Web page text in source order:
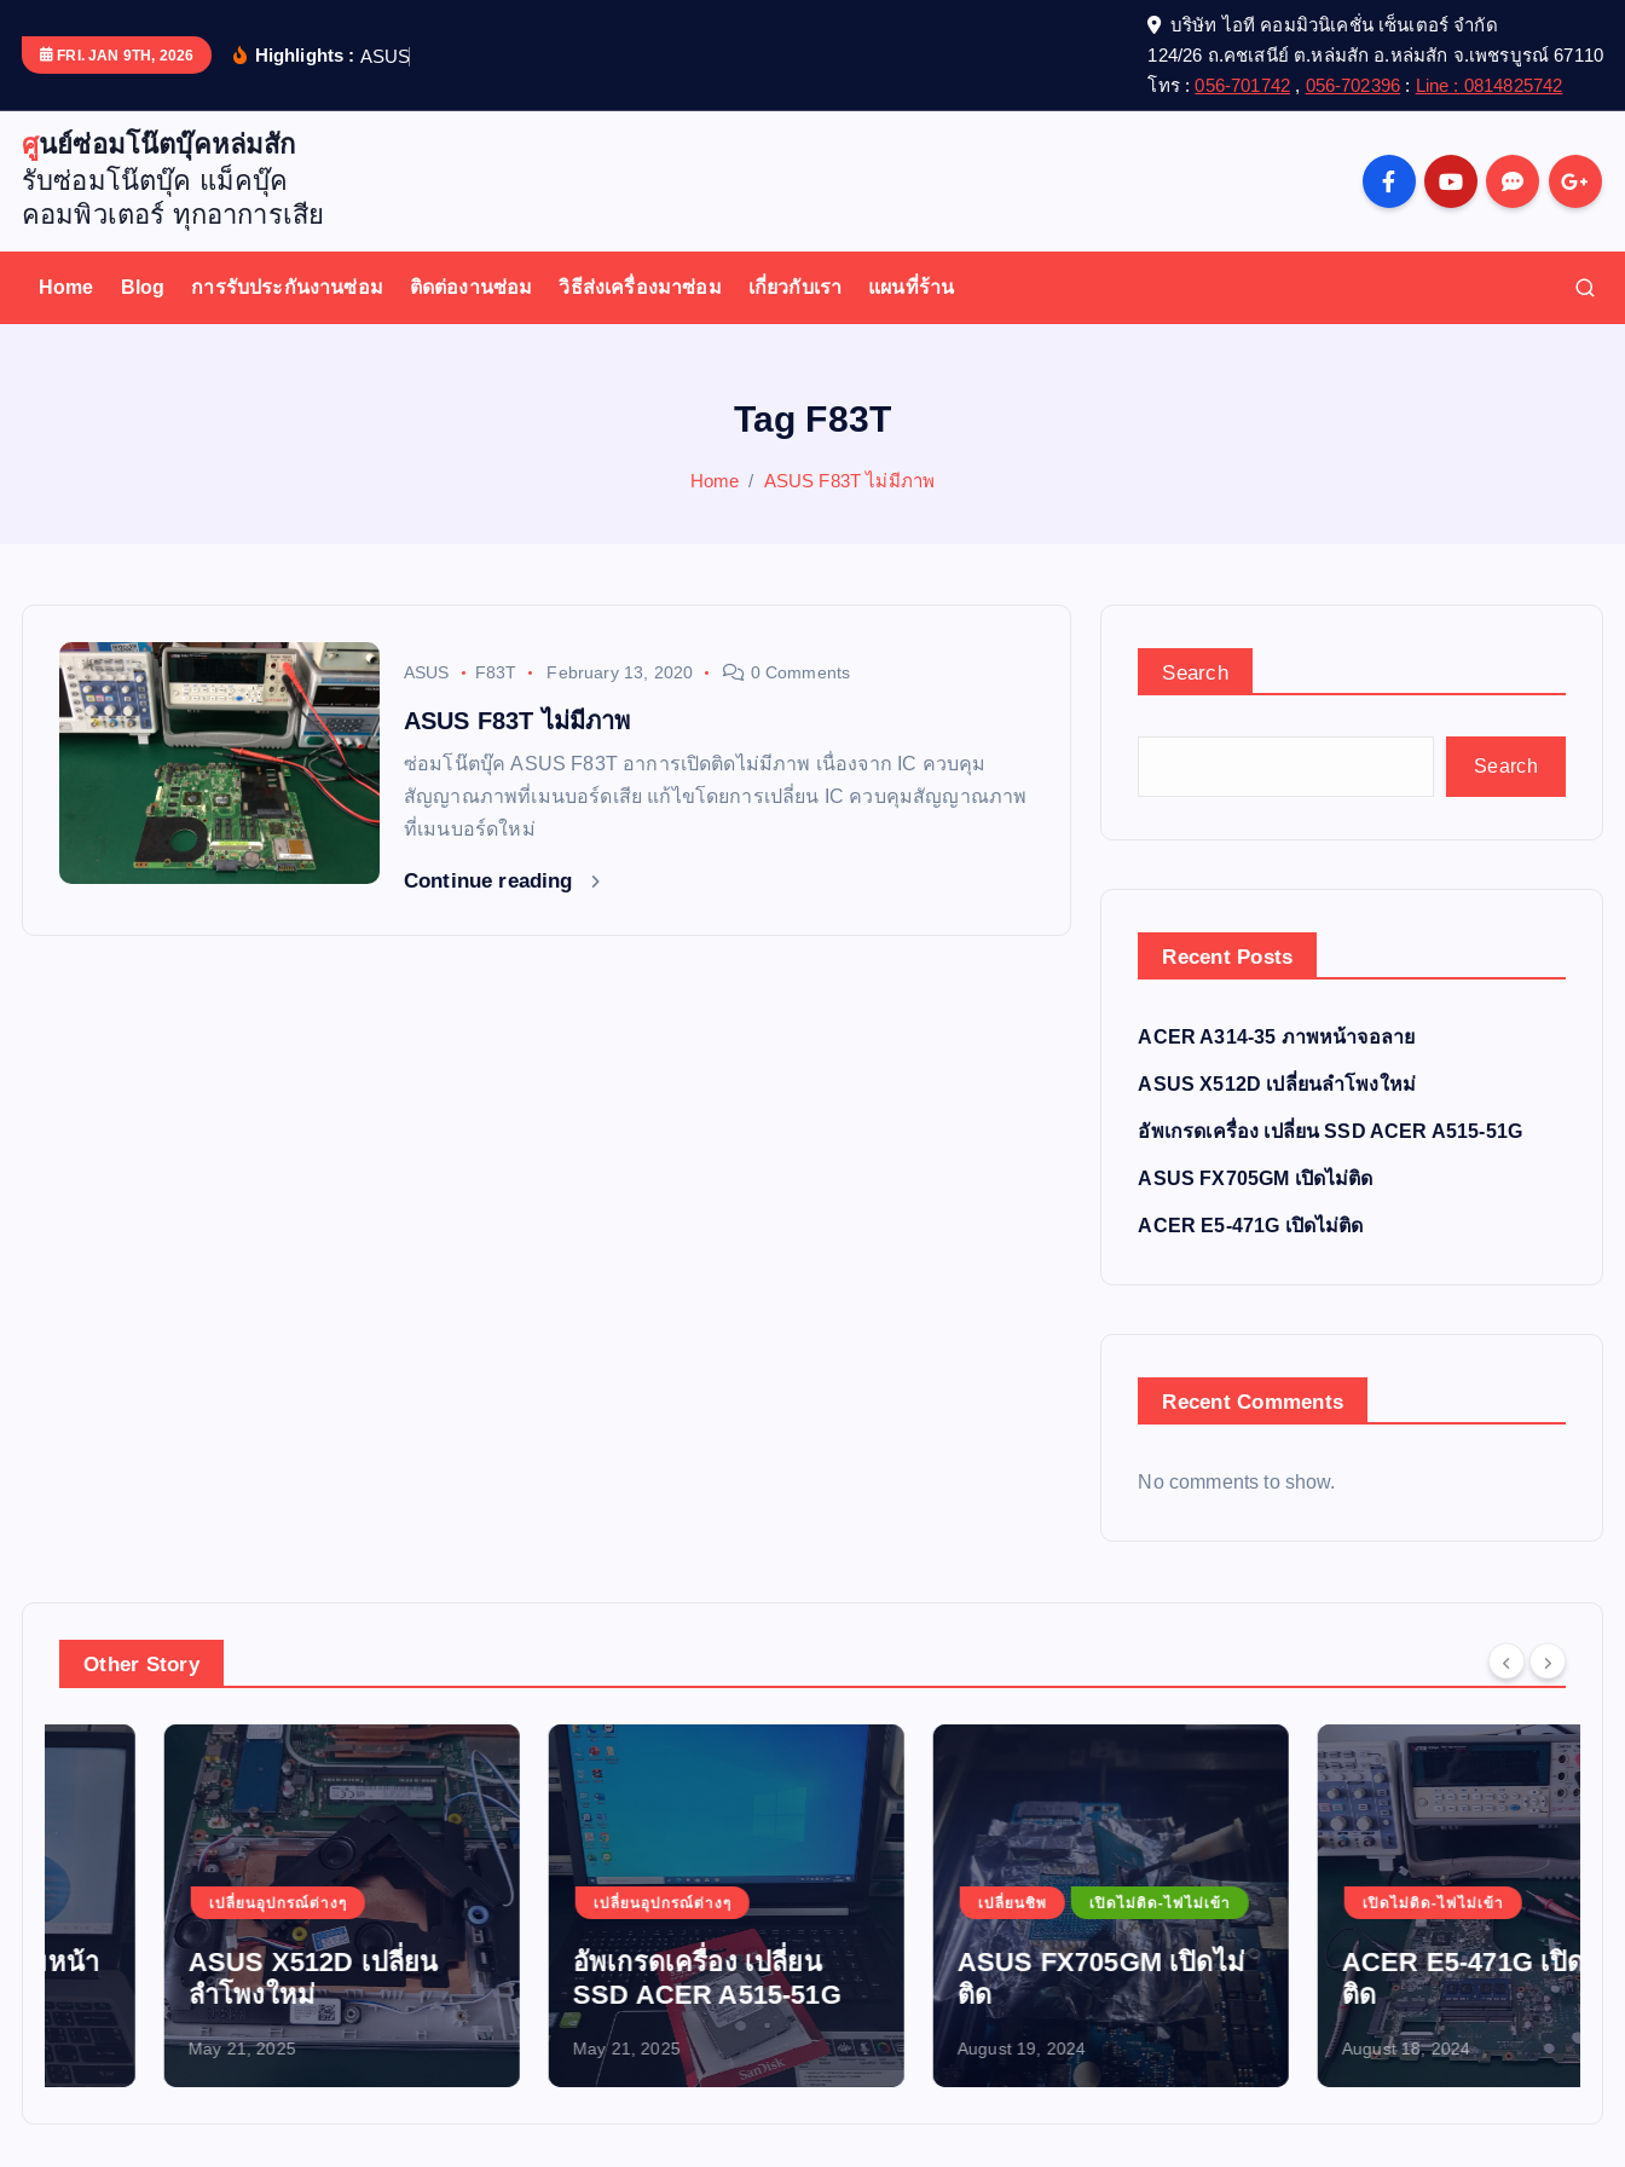
p
FRI. JAN 9TH, 2026 Highlights : ASUS
บริษัท ไอที คอมมิวนิเคชั่น เซ็นเตอร์ จำกัด
124/26 ถ.คชเสนีย์ ต.หล่มสัก อ.หล่มสัก จ.เพชรบูรณ์ 67110
โทร :056-701742 , 056-702396 : Line : 0814825742
ศูนย์ซ่อมโน๊ตบุ๊คหล่มสัก
รับซ่อมโน๊ตบุ๊ค แม็คบุ๊ค
คอมพิวเตอร์ ทุกอาการเสีย
Home Blog การรับประกันงานซ่อม ติดต่องานซ่อม วิธีส่งเครื่องมาซ่อม เกี่ยวกับเรา แผนที่ร้าน
Tag F83T
Home ASUS F83T ไม่มีภาพ
ASUS F83T February 13, 2020 0 Comments
ASUS F83T ไม่มีภาพ
ซ่อมโน๊ตบุ๊ค ASUS F83T อาการเปิดติดไม่มีภาพ เนื่องจาก IC ควบคุม
สัญญาณภาพที่เมนบอร์ดเสีย แก้ไขโดยการเปลี่ยน IC ควบคุมสัญญาณภาพ
ที่เมนบอร์ดใหม่
Continue reading
Search
Search
Recent Posts
ACER A314-35 ภาพหน้าจอลาย
ASUS X512D เปลี่ยนลำโพงใหม่
อัพเกรดเครื่อง เปลี่ยน SSD ACER A515-51G
ASUS FX705GM เปิดไม่ติด
ACER E5-471G เปิดไม่ติด
Recent Comments
No comments to show.
Other Story
เปลี่ยนอุปกรณ์ต่างๆ
ASUS X512D เปลี่ยน
ลำโพงใหม่
May 21, 2025
เปลี่ยนอุปกรณ์ต่างๆ
อัพเกรดเครื่อง เปลี่ยน
SSD ACER A515-51G
May 21, 2025
เปิดไม่ติด-ไฟไม่เข้า
ASUS FX705GM เปิดไม่
ติด
August 19, 2024
เปิดไม่ติด-ไฟไม่เข้า
ACER E5-471G เปิดไม่
ติด
August 18, 2024